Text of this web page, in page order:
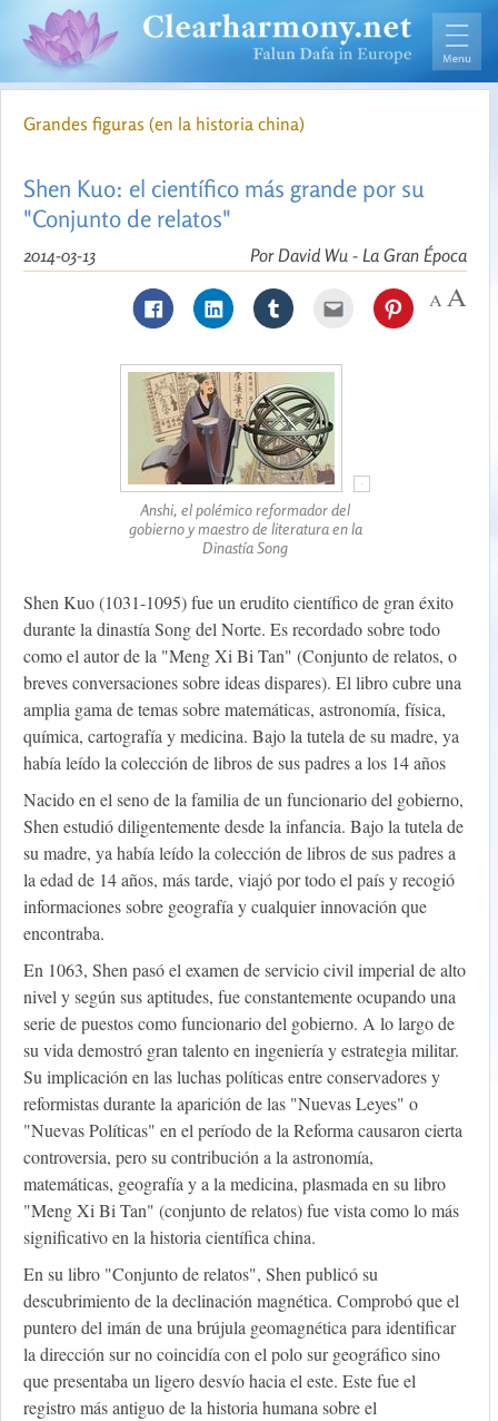
Grandes figuras (en la historia china)
Shen Kuo: el científico más grande por su
"Conjunto de relatos"
Por David Wu - La Gran Época
2014-03-13
Anshi, el polémico reformador del
gobierno y maestro de literatura en la
Dinastía Song
Shen Kuo (1031-1095) fue un erudito científico de gran éxito
durante la dinastía Song del Norte. Es recordado sobre todo
como el autor de la "Meng Xi Bi Tan" (Conjunto de relatos, o
breves conversaciones sobre ideas dispares). El libro cubre una
amplia gama de temas sobre matemáticas, astronomía, física,
química, cartografía y medicina. Bajo la tutela de su madre, ya
había leído la colección de libros de sus padres a los 14 años
Nacido en el seno de la familia de un funcionario del gobierno,
Shen estudió diligentemente desde la infancia. Bajo la tutela de
su madre, ya había leído la colección de libros de sus padres a
la edad de 14 años, más tarde, viajó por todo el país y recogió
informaciones sobre geografía y cualquier innovación que
encontraba.
En 1063, Shen pasó el examen de servicio civil imperial de alto
nivel y según sus aptitudes, fue constantemente ocupando una
serie de puestos como funcionario del gobierno. A lo largo de
su vida demostró gran talento en ingeniería y estrategia militar.
Su implicación en las luchas políticas entre conservadores y
reformistas durante la aparición de las "Nuevas Leyes" o
"Nuevas Políticas" en el período de la Reforma causaron cierta
controversia, pero su contribución a la astronomía,
matemáticas, geografía y a la medicina, plasmada en su libro
"Meng Xi Bi Tan" (conjunto de relatos) fue vista como lo más
significativo en la historia científica china.
En su libro "Conjunto de relatos", Shen publicó su
descubrimiento de la declinación magnética. Comprobó que el
puntero del imán de una brújula geomagnética para identificar
la dirección sur no coincidía con el polo sur geográfico sino
que presentaba un ligero desvío hacia el este. Este fue el
registro más antiguo de la historia humana sobre el